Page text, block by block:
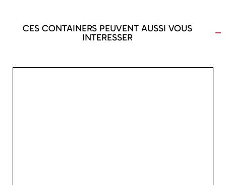
CES CONTAINERS PEUVENT AUSSI VOUS
INTERESSER